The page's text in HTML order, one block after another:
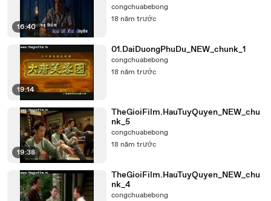
16:40
congchuabebong
18 năm trước
19:14
01.DaiDuongPhuDu_NEW_chunk_1
congchuabebong
18 năm trước
19:38
TheGioiFilm.HauTuyQuyen_NEW_chu
nk_5
congchuabebong
18 năm trước
TheGioiFilm.HauTuyQuyen_NEW_chu
nk_4
congchuabebong